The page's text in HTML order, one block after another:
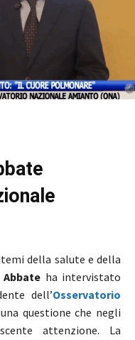
della salute e della
Abbate ha intervistato
dell’Osservatorio
questione che negli
attenzione. La